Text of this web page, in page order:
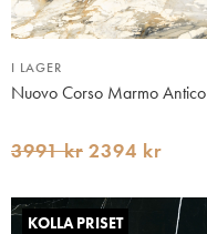
I LAGER
Nuovo Corso Marmo Antico
3991 kr 2394 kr
KOLLA PRISET